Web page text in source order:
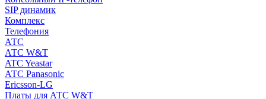
SIP динамик
Комплекс
Телефония
АТС
АТС W&T
ATC Yeastar
АТС Panasonic
Ericsson-LG
Платы для АТС W&T